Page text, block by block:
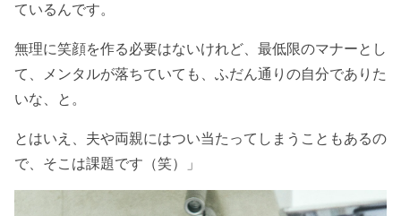
ているんです。
無理に笑顔を作る必要はないけれど、最低限のマナーとし
て、メンタルが落ちていても、ふだん通りの自分でありた
いな、と。
とはいえ、夫や両親にはつい当たってしまうこともあるの
で、そこは課題です（笑）」